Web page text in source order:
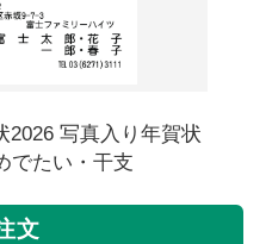
2026 写真入り年賀状
でたい・干支
文